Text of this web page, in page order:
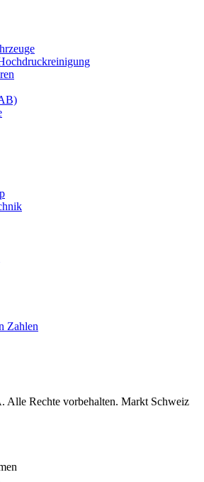
Zahlen
Rechte vorbehalten. Markt Schweiz